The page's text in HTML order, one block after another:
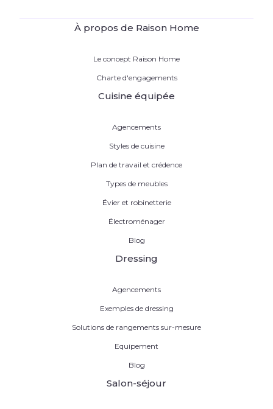
À propos de Raison Home
Le concept Raison Home
Charte d'engagements
Cuisine équipée
Agencements
Styles de cuisine
Plan de travail et crédence
Types de meubles
Évier et robinetterie
Électroménager
Blog
Dressing
Agencements
Exemples de dressing
Solutions de rangements sur-mesure
Equipement
Blog
Salon-séjour